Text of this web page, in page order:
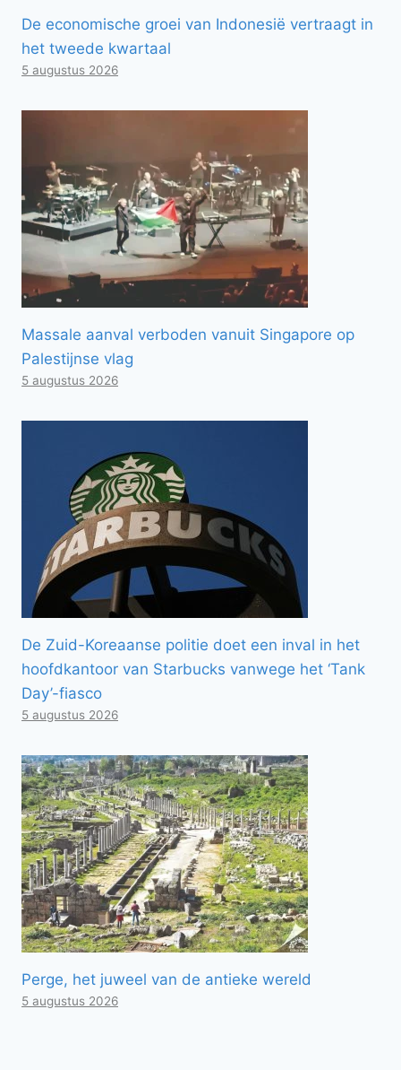
De economische groei van Indonesië vertraagt ​​in
het tweede kwartaal
5 augustus 2026
Massale aanval verboden vanuit Singapore op
Palestijnse vlag
5 augustus 2026
De Zuid-Koreaanse politie doet een inval in het
hoofdkantoor van Starbucks vanwege het ‘Tank
Day’-fiasco
5 augustus 2026
Perge, het juweel van de antieke wereld
5 augustus 2026